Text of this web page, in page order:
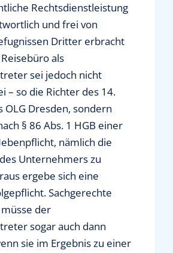
Rechtsdienstleistung
und frei von
Dritter erbracht
als
sei jedoch nicht
– so die Richter des 14.
OLG Dresden, sondern
§ 86 Abs. 1 HGB einer
nämlich die
Unternehmers zu
ergebe sich eine
Sachgerechte
der
sogar auch dann
sie im Ergebnis zu einer